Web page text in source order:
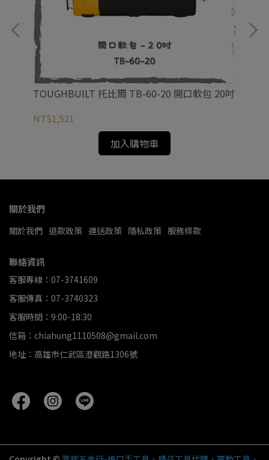
TOUGHBUILT 托比爾 TB-60-20 開口軟包 20吋
NT$1,521
加入購物車
關於我們
關於我們 退款政策 運送政策 隱私政策 服務條款
聯絡資訊
客服專線：07-3741609
客服傳真：07-3740323
客服時間：9:00-18:30
信箱：chiahung1110508@gmail.com
地址：高雄市仁武區澄觀路1306號